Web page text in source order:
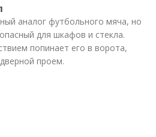
аналог футбольного мяча, но
для шкафов и стекла.
попинает его в ворота,
проем.